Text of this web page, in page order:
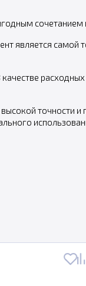
сочетанием
является самой
точности